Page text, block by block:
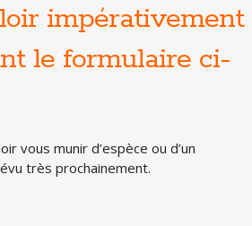
impérativement
le formulaire ci-
vous munir d’espèce ou d’un
très prochainement.